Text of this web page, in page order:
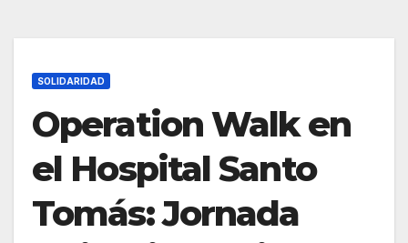
SOLIDARIDAD
Operation Walk en
el Hospital Santo
Tomás: Jornada